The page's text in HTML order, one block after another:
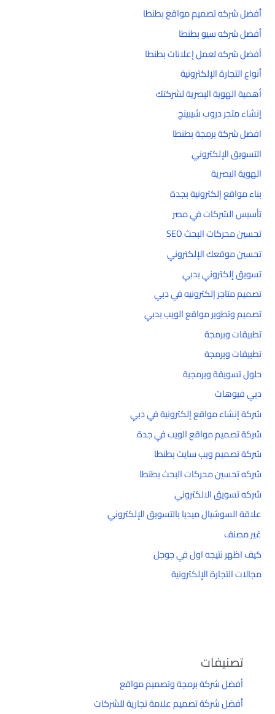
أفضل شركه تصميم مواقع بطنطا
أفضل شركه سيو بطنطا
أفضل شركه لعمل إعلانات بطنطا
أنواع التجارة الإلكترونية
أهمية الهوية البصرية لشركتك
إنشاء متجر دروب شيبينج
افضل شركة برمجة بطنطا
التسويق الإلكتروني
الهوية البصرية
بناء مواقع إلكترونية بجدة
تأسيس الشركات في مصر
تحسين محركات البحث SEO
تحسين موقعك الإلكتروني
تسويق إلكتروني بدبي
تصميم متاجر إلكترونيه في دبي
تصميم وتطوير مواقع الويب بدبي
تطبيقات وبرمجة
تطبيقات وبرمجة
حلول تسويقة وبرمجية
دبي فيوهات
شركة إنشاء مواقع إلكترونية في دبي
شركة تصميم مواقع الويب في جدة
شركة تصميم ويب سايت بطنطا
شركه تحسين محركات البحث بطنطا
شركه تسويق الالكتروني
علاقة السوشيال ميديا بالتسويق الإلكتروني
غير مصنف
كيف اظهر نتيجه اول في جوجل
مجالات التجارة الإلكترونية
تصنيفات
أفضل شركة برمجة وتصميم مواقع
أفضل شركة تصميم علامة تجارية للشركات